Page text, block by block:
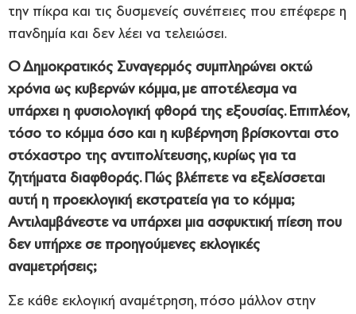
την πίκρα και τις δυσμενείς συνέπειες που επέφερε η
πανδημία και δεν λέει να τελειώσει.
Ο Δημοκρατικός Συναγερμός συμπληρώνει οκτώ
χρόνια ως κυβερνών κόμμα, με αποτέλεσμα να
υπάρχει η φυσιολογική φθορά της εξουσίας. Επιπλέον,
τόσο το κόμμα όσο και η κυβέρνηση βρίσκονται στο
στόχαστρο της αντιπολίτευσης, κυρίως για τα
ζητήματα διαφθοράς. Πώς βλέπετε να εξελίσσεται
αυτή η προεκλογική εκστρατεία για το κόμμα;
Αντιλαμβάνεστε να υπάρχει μια ασφυκτική πίεση που
δεν υπήρχε σε προηγούμενες εκλογικές
αναμετρήσεις;
Σε κάθε εκλογική αναμέτρηση, πόσο μάλλον στην